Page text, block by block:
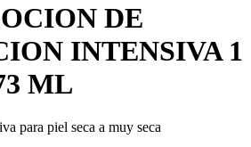
DE
INTENSIVA 1
ML
para piel seca a muy seca